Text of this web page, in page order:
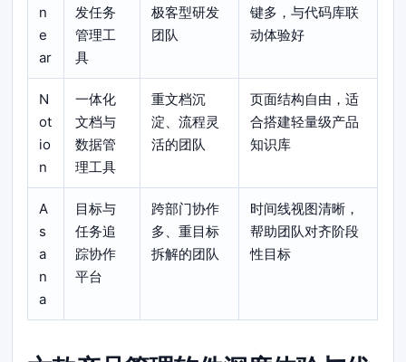
n
e
ar
发任务
管理工
具
极客型研发
团队
键多，与代码库联
动体验好
N
ot
io
n
一体化
文档与
数据管
理工具
重文档沉
淀、流程灵
活的团队
页面结构自由，适
合搭建轻量级产品
知识库
A
s
a
n
a
目标与
任务追
踪协作
平台
跨部门协作
多、重目标
拆解的团队
时间线视图清晰，
帮助团队对齐阶段
性目标